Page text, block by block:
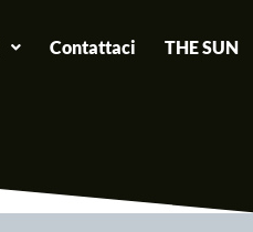
Contattaci THE SUN